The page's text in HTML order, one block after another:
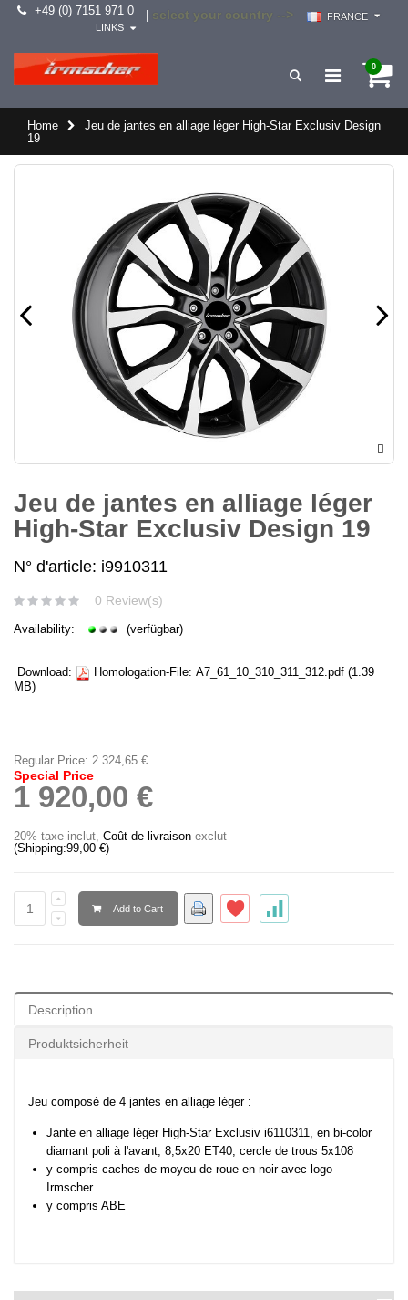
+49 (0) 7151 971 0 select your country -->
FRANCE
LINKS
0
Home
Jeu de jantes en alliage léger High-Star Exclusiv Design
19
Jeu de jantes en alliage léger
High-Star Exclusiv Design 19
N° d'article: i9910311
0 Review(s)
Availability: (verfügbar)
Download: Homologation-File: A7_61_10_310_311_312.pdf (1.39
MB)
Regular Price: 2 324,65 €
Special Price
1 920,00 €
20% taxe inclut, Coût de livraison exclut
(Shipping:99,00 €)
Add to Cart
Description
Produktsicherheit
Jeu composé de 4 jantes en alliage léger :
Jante en alliage léger High-Star Exclusiv i6110311, en bi-color
diamant poli à l'avant, 8,5x20 ET40, cercle de trous 5x108
y compris caches de moyeu de roue en noir avec logo
Irmscher
y compris ABE